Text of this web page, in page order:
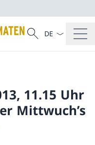
Suche
Suche
Sprach
11.15 Uhr
Mittwuch’s